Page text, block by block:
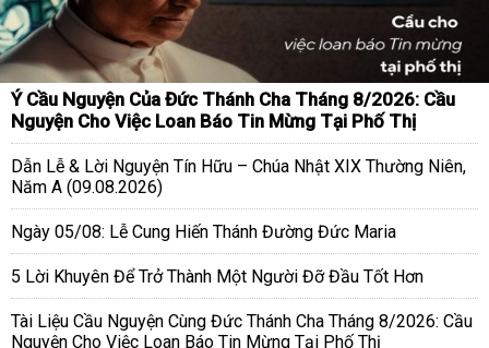
Ý Cầu Nguyện Của Đức Thánh Cha Tháng 8/2026: Cầu
Nguyện Cho Việc Loan Báo Tin Mừng Tại Phố Thị
Dẫn Lễ & Lời Nguyện Tín Hữu – Chúa Nhật XIX Thường Niên,
Năm A (09.08.2026)
Ngày 05/08: Lễ Cung Hiến Thánh Đường Đức Maria
5 Lời Khuyên Để Trở Thành Một Người Đỡ Đầu Tốt Hơn
Tài Liệu Cầu Nguyện Cùng Đức Thánh Cha Tháng 8/2026: Cầu
Nguyện Cho Việc Loan Báo Tin Mừng Tại Phố Thị